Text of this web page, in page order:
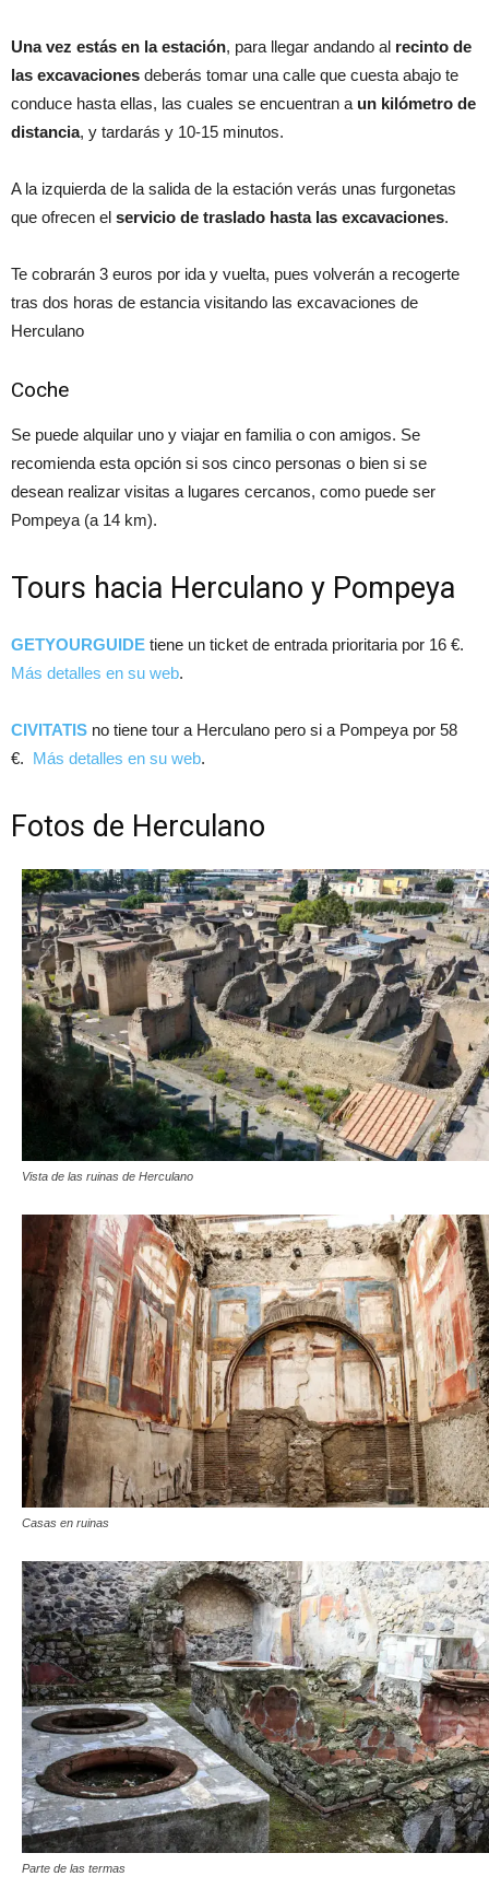
Una vez estás en la estación, para llegar andando al recinto de
las excavaciones deberás tomar una calle que cuesta abajo te
conduce hasta ellas, las cuales se encuentran a un kilómetro de
distancia, y tardarás y 10-15 minutos.
A la izquierda de la salida de la estación verás unas furgonetas
que ofrecen el servicio de traslado hasta las excavaciones.
Te cobrarán 3 euros por ida y vuelta, pues volverán a recogerte
tras dos horas de estancia visitando las excavaciones de
Herculano
Coche
Se puede alquilar uno y viajar en familia o con amigos. Se
recomienda esta opción si sos cinco personas o bien si se
desean realizar visitas a lugares cercanos, como puede ser
Pompeya (a 14 km).
Tours hacia Herculano y Pompeya
GETYOURGUIDE tiene un ticket de entrada prioritaria por 16 €.
Más detalles en su web.
CIVITATIS no tiene tour a Herculano pero si a Pompeya por 58
€. Más detalles en su web.
Fotos de Herculano
Vista de las ruinas de Herculano
Casas en ruinas
Parte de las termas